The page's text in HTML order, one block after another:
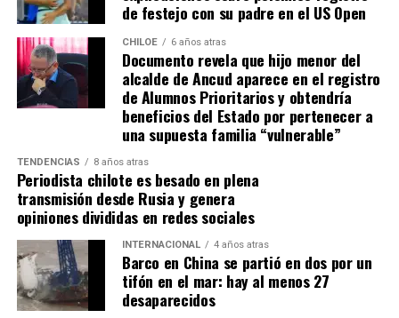
idealmente a agua potable, luz eléctrica y tener
dominio de ocupación material por más de 5 años,
como lo dice la Ley”,recalcó el consejero de la
provincia de Chiloé.
Cabe recordar que el consejero Francisco Cárcamo había
planteado esta inquietud el pasado 20 de marzo en el
Consejo Regional, logrando el acuerdo de todos los
consejeros para oficiar al Ministerio del ramo e invitar a
la Seremi de Bienes Nacionales para informar de la
El personero indicó que la aplicación del dictamen de
Contraloría había generado una tremenda
de festejo con su padre en el US Open
CHILOE 6 años atras
Documento revela que hijo menor del
alcalde de Ancud aparece en el registro
de Alumnos Prioritarios y obtendría
beneficios del Estado por pertenecer a
una supuesta familia “vulnerable”
TENDENCIAS 8 años atras
Periodista chilote es besado en plena
transmisión desde Rusia y genera
opiniones divididas en redes sociales
INTERNACIONAL 4 años atras
Barco en China se partió en dos por un
tifón en el mar: hay al menos 27
desaparecidos